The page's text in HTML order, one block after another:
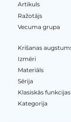
Artikuls
Ražotājs
Vecuma grupa
Krišanas
Izmēri
Materiāls
Sērija
Klasiskās funkcijas
Kategorija